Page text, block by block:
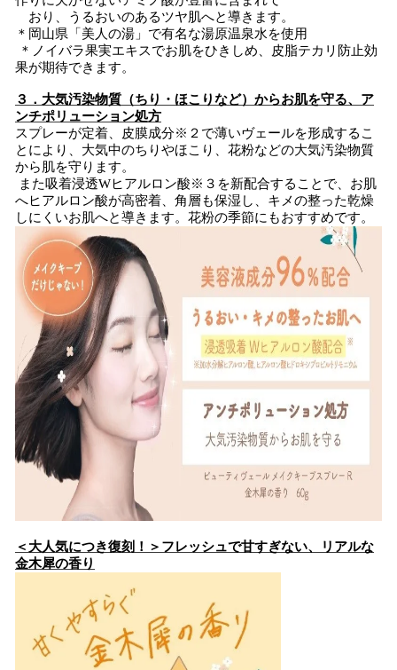
おり、うるおいのあるツヤ肌へと導きます。
＊岡山県「美人の湯」で有名な湯原温泉水を使用
＊ノイバラ果実エキスでお肌をひきしめ、皮脂テカリ防止効
果が期待できます。
３．大気汚染物質（ちり・ほこりなど）からお肌を守る、ア
ンチポリューション処方
スプレーが定着、皮膜成分※２で薄いヴェールを形成するこ
とにより、大気中のちりやほこり、花粉などの大気汚染物質
から肌を守ります。
また吸着浸透Wヒアルロン酸※３を新配合することで、お肌
へヒアルロン酸が高密着、角層も保湿し、キメの整った乾燥
しにくいお肌へと導きます。花粉の季節にもおすすめです。
＜大人気につき復刻！＞フレッシュで甘すぎない、リアルな
金木犀の香り